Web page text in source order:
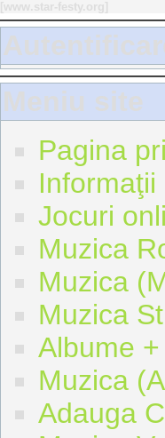
Meniu site
Pagina
Jocuri
Muzica
Muzica
Muzica
Albume
Muzica
Adauga